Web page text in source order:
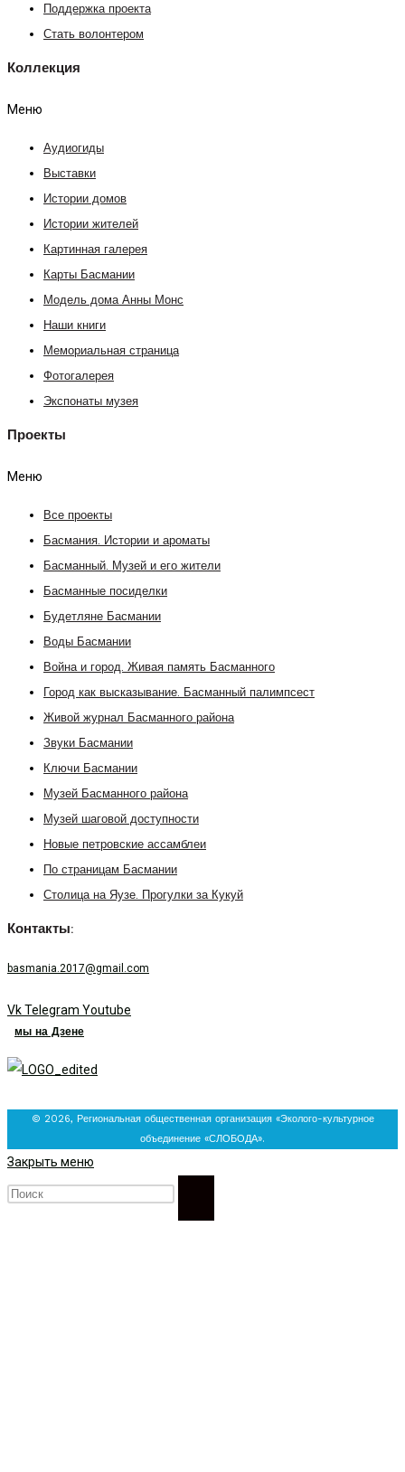
Поддержка проекта
Стать волонтером
Коллекция
Меню
Аудиогиды
Выставки
Истории домов
Истории жителей
Картинная галерея
Карты Басмании
Модель дома Анны Монс
Наши книги
Мемориальная страница
Фотогалерея
Экспонаты музея
Проекты
Меню
Все проекты
Басмания. Истории и ароматы
Басманный. Музей и его жители
Басманные посиделки
Будетляне Басмании
Воды Басмании
Война и город. Живая память Басманного
Город как высказывание. Басманный палимпсест
Живой журнал Басманного района
Звуки Басмании
Ключи Басмании
Музей Басманного района
Музей шаговой доступности
Новые петровские ассамблеи
По страницам Басмании
Столица на Яузе. Прогулки за Кукуй
Контакты:
basmania.2017@gmail.com
VkTelegram Youtube
мы на Дзене
© 2026, Региональная общественная организация «Эколого-культурное
объединение «СЛОБОДА».
Закрыть меню